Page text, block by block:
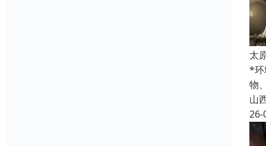
太
*环
物
山
26-